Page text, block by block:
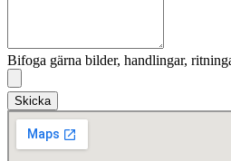
Bifoga gärna bilder, handlingar,
Skicka